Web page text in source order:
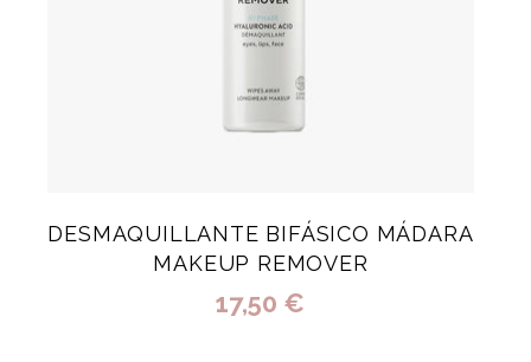
DESMAQUILLANTE BIFÁSICO MÁDARA
MAKEUP REMOVER
17,50 €